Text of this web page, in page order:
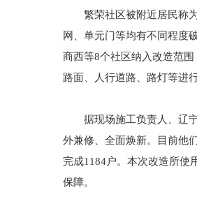
繁荣社区被附近居民称为“
网、单元门等均有不同程度
商西等8个社区纳入改造范
路面、人行道路、路灯等进行
据现场施工负责人、辽宁
外兼修、全面焕新。目前他
完成1184户。本次改造所使
保障。